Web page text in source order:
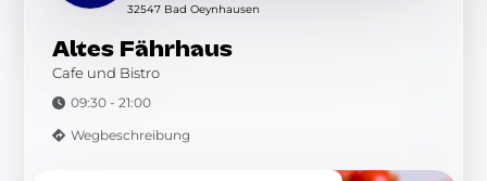
Altes Fährhaus
Cafe und Bistro
09:30 - 21:00
Wegbeschreibung
32547 Bad Oeynhausen